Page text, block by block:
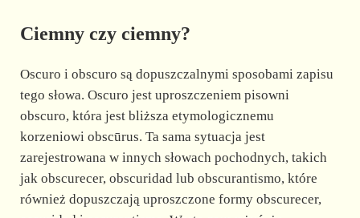
Ciemny czy ciemny?
Oscuro i obscuro są dopuszczalnymi sposobami zapisu
tego słowa. Oscuro jest uproszczeniem pisowni
obscuro, która jest bliższa etymologicznemu
korzeniowi obscūrus. Ta sama sytuacja jest
zarejestrowana w innych słowach pochodnych, takich
jak obscurecer, obscuridad lub obscurantismo, które
również dopuszczają uproszczone formy obscurecer,